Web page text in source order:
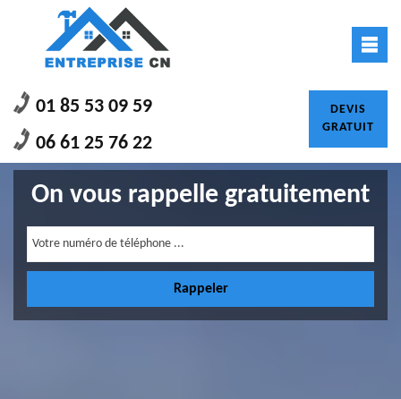
01 85 53 09 59
06 61 25 76 22
DEVIS
GRATUIT
On vous rappelle gratuitement